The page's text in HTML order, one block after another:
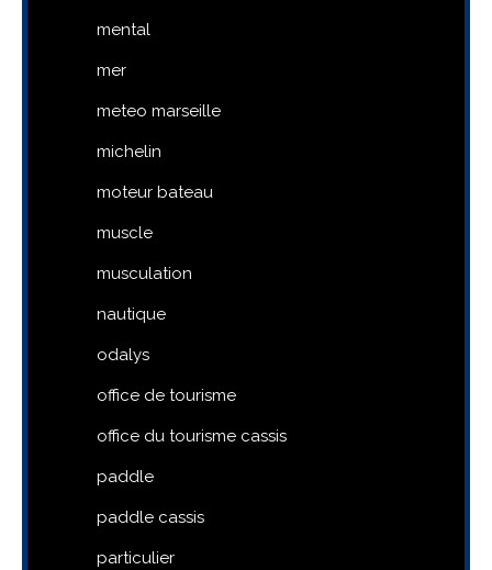
mental
mer
meteo marseille
michelin
moteur bateau
muscle
musculation
nautique
odalys
office de tourisme
office du tourisme cassis
paddle
paddle cassis
particulier